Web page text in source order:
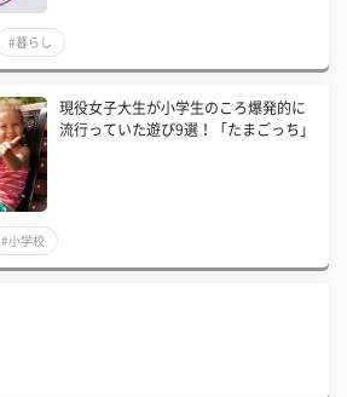
#暮らし
現役女子大生が小学生のころ爆発的に
流行っていた遊び9選！「たまごっち」
#小学校